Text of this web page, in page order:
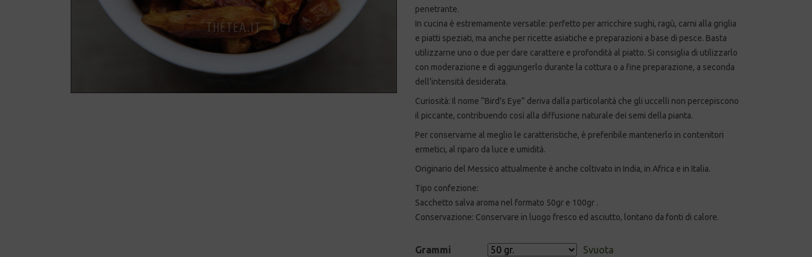
penetrante.
In cucina è estremamente versatile: perfetto per arricchire sughi, ragù, carni alla griglia
e piatti speziati, ma anche per ricette asiatiche e preparazioni a base di pesce. Basta
utilizzarne uno o due per dare carattere e profondità al piatto. Si consiglia di utilizzarlo
con moderazione e di aggiungerlo durante la cottura o a fine preparazione, a seconda
dell’intensità desiderata.
Curiosità: Il nome “Bird’s Eye” deriva dalla particolarità che gli uccelli non percepiscono
il piccante, contribuendo così alla diffusione naturale dei semi della pianta.
Per conservarne al meglio le caratteristiche, è preferibile mantenerlo in contenitori
ermetici, al riparo da luce e umidità.
Originario del Messico attualmente è anche coltivato in India, in Africa e in Italia.
Tipo confezione:
Sacchetto salva aroma nel formato 50gr e 100gr .
Conservazione: Conservare in luogo fresco ed asciutto, lontano da fonti di calore.
Grammi Svuota